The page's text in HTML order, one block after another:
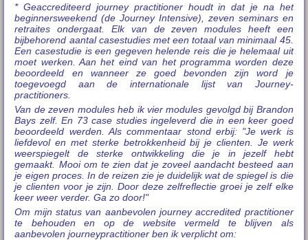
* Geaccrediteerd journey practitioner houdt in dat je na het
beginnersweekend (de Journey Intensive), zeven seminars en
retraites ondergaat. Elk van de zeven modules heeft een
bijbehorend aantal casestudies met een totaal van minimaal 45.
Een casestudie is een gegeven helende reis die je helemaal uit
moet werken. Aan het eind van het programma worden deze
beoordeeld en wanneer ze goed bevonden zijn word je
toegevoegd aan de internationale lijst van Journey-
practitioners.
Van de zeven modules heb ik vier modules gevolgd bij Brandon
Bays zelf. En 73 case studies ingeleverd die in een keer goed
beoordeeld werden. Als commentaar stond erbij: "Je werk is
liefdevol en met sterke betrokkenheid bij je clienten. Je werk
weerspiegelt de sterke ontwikkeling die je in jezelf hebt
gemaakt. Mooi om te zien dat je zoveel aandacht besteed aan
je eigen proces. In de reizen zie je duidelijk wat de spiegel is die
je clienten voor je zijn. Door deze zelfreflectie groei je zelf elke
keer weer verder. Ga zo door!"
Om mijn status van aanbevolen journey accredited practitioner
te behouden en op de website vermeld te blijven als
aanbevolen journeypractitioner ben ik verplicht om: